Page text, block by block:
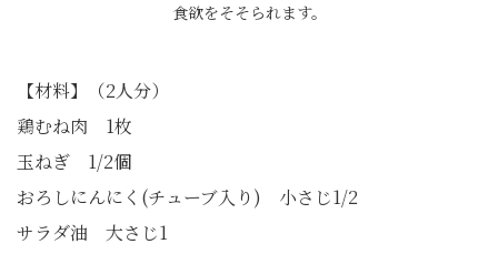
食欲をそそられます。
【材料】（2人分）
鶏むね肉 1枚
玉ねぎ 1/2個
おろしにんにく(チューブ入り) 小さじ1/2
サラダ油 大さじ1